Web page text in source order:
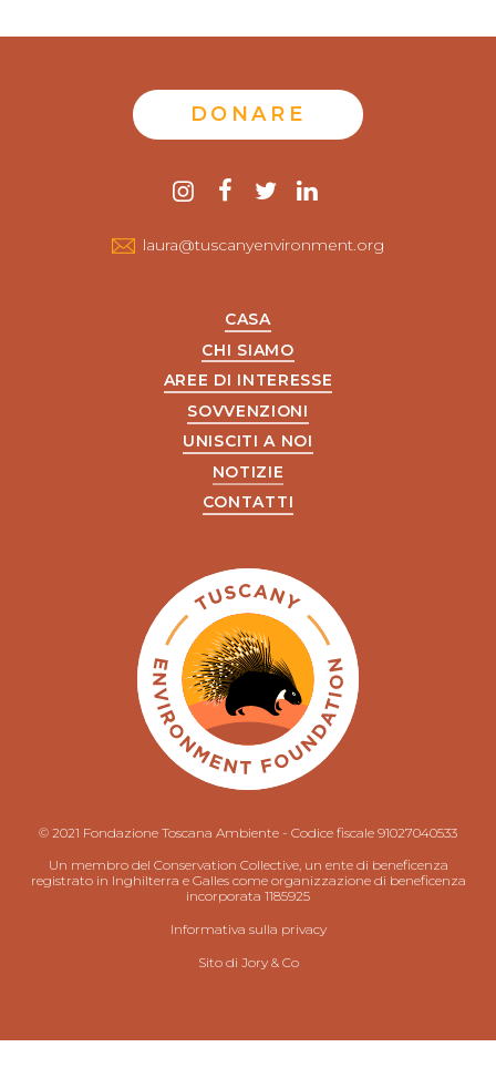
DONARE
instagram
Facebook
twitter
laura@tuscanyenvironment.org
CASA
CHI SIAMO
AREE DI INTERESSE
SOVVENZIONI
UNISCITI A NOI
NOTIZIE
CONTATTI
© 2021 Fondazione Toscana Ambiente - Codice fiscale 91027040533
Un membro del Conservation Collective, un ente di beneficenza
registrato in Inghilterra e Galles come organizzazione di beneficenza
incorporata 1185925
Informativa sulla privacy
Sito di Jory & Co